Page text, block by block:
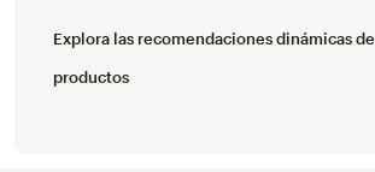
Explora las recomendaciones dinámicas de
productos